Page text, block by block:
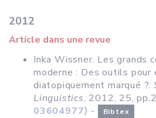
2012
Article dans une revue
Inka Wissner. Les grands
moderne : Des outils
diatopiquement marqué ?.
Linguistics, 2012, 25,
03604977⟩ - Bibtex